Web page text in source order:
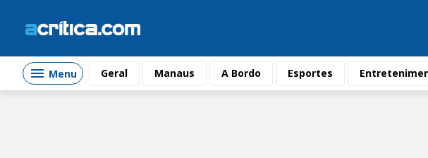
Menu Geral Manaus A Bordo Esportes